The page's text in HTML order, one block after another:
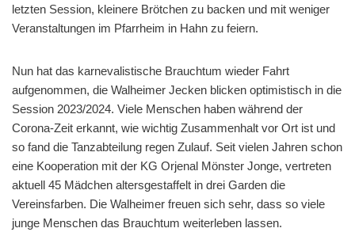
letzten Session, kleinere Brötchen zu backen und mit weniger
Veranstaltungen im Pfarrheim in Hahn zu feiern.
Nun hat das karnevalistische Brauchtum wieder Fahrt
aufgenommen, die Walheimer Jecken blicken optimistisch in die
Session 2023/2024. Viele Menschen haben während der
Corona-Zeit erkannt, wie wichtig Zusammenhalt vor Ort ist und
so fand die Tanzabteilung regen Zulauf. Seit vielen Jahren schon
eine Kooperation mit der KG Orjenal Mönster Jonge, vertreten
aktuell 45 Mädchen altersgestaffelt in drei Garden die
Vereinsfarben. Die Walheimer freuen sich sehr, dass so viele
junge Menschen das Brauchtum weiterleben lassen.